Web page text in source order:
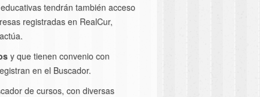
tendrán también acceso
registradas en RealCur,
y que tienen convenio con
en el Buscador.
de cursos, con diversas